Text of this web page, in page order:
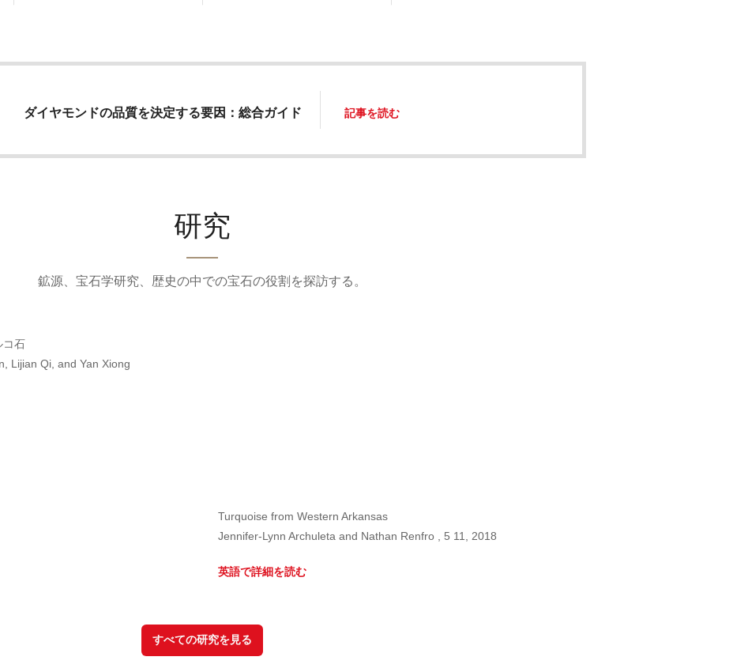
ダイヤモンドの品質を決定する要因：総合ガイド 記事を読む
研究
鉱源、宝石学研究、歴史の中での宝石の役割を探訪する。
コ石
Lijian Qi, and Yan Xiong
Turquoise from Western Arkansas
Jennifer-Lynn Archuleta and Nathan Renfro , 5 11, 2018
英語で詳細を読む
すべての研究を見る